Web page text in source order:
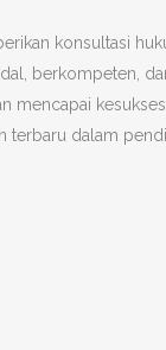
konsultasi
berkompeten,
mencapai
terbaru dalam